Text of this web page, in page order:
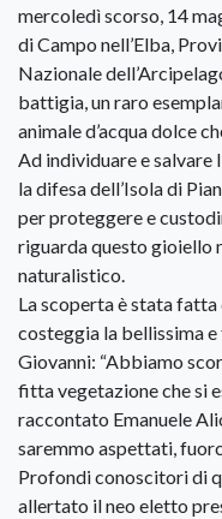
mercoledì scorso, 14
di Campo nell’Elba,
Nazionale
battigia, un raro
animale d’acqua dolce
Ad individuare e salvare
la difesa dell’Isola di
per proteggere e
riguarda questo gioiello
naturalistico.
La scoperta è stata
costeggia la bellissima e
Giovanni: “Abbiamo
fitta vegetazione che si
raccontato Emanuele
saremmo aspettati,
Profondi conoscitori di
allertato il neo eletto